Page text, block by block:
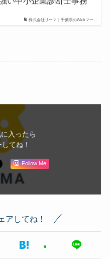
株式会社リーマ｜千葉県のWebマー...
入ったら
てね！
Follow Me
アしてね！